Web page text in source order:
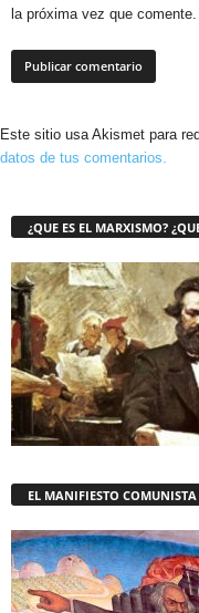
la próxima vez que comente.
Este sitio usa Akismet para
datos de tus comentarios.
¿QUE ES EL MARXISMO?
EL MANIFIESTO